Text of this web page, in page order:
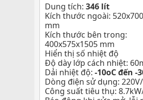
Dung tích: 346 lít
Kích thước ngoài:
mm
Kích thước bên trong:
400x575x1505 mm
Hiển thị số nhiệt độ
Độ dày lớp cách nhiệt:
Dải nhiệt độ: -10oC đến -
Dòng điện sử dụng:
Công suất tiêu thụ: